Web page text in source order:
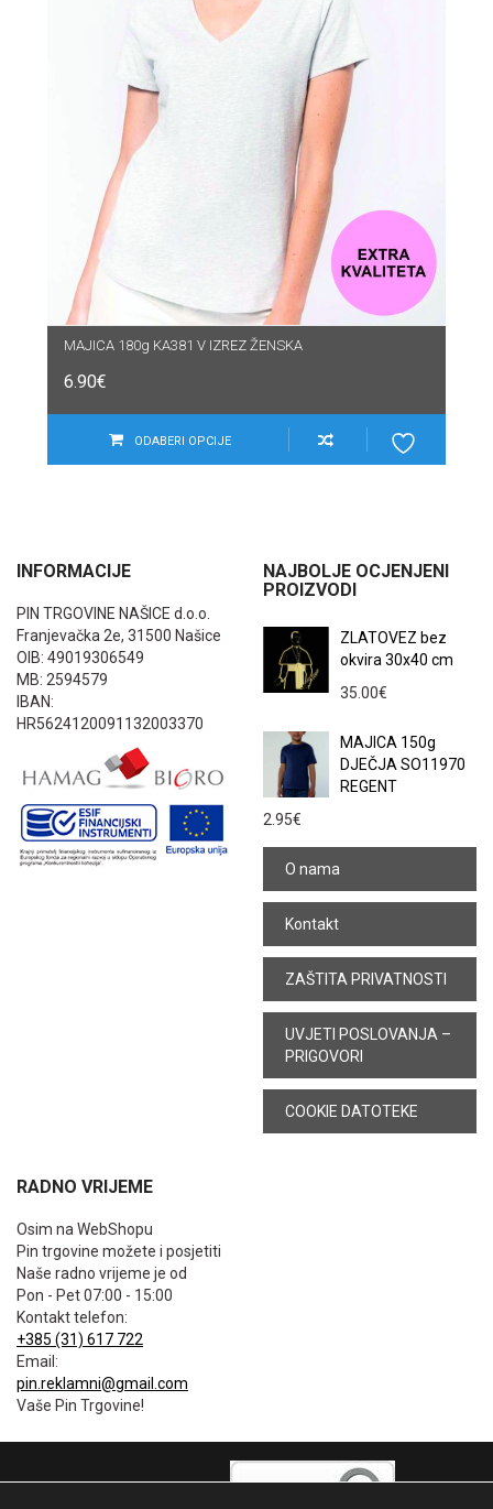
MAJICA 180g KA381 V IZREZ ŽENSKA
6.90€
ODABERI OPCIJE
INFORMACIJE
PIN TRGOVINE NAŠICE d.o.o.
Franjevačka 2e, 31500 Našice
OIB: 49019306549
MB: 2594579
IBAN:
HR5624120091132003370
NAJBOLJE OCJENJENI
PROIZVODI
ZLATOVEZ bez
okvira 30x40 cm
35.00€
MAJICA 150g
DJEČJA SO11970
REGENT
2.95€
O nama
Kontakt
ZAŠTITA PRIVATNOSTI
UVJETI POSLOVANJA –
PRIGOVORI
COOKIE DATOTEKE
RADNO VRIJEME
Osim na WebShopu
Pin trgovine možete i posjetiti
Naše radno vrijeme je od
Pon - Pet 07:00 - 15:00
Kontakt telefon:
+385 (31) 617 722
Email:
pin.reklamni@gmail.com
Vaše Pin Trgovine!